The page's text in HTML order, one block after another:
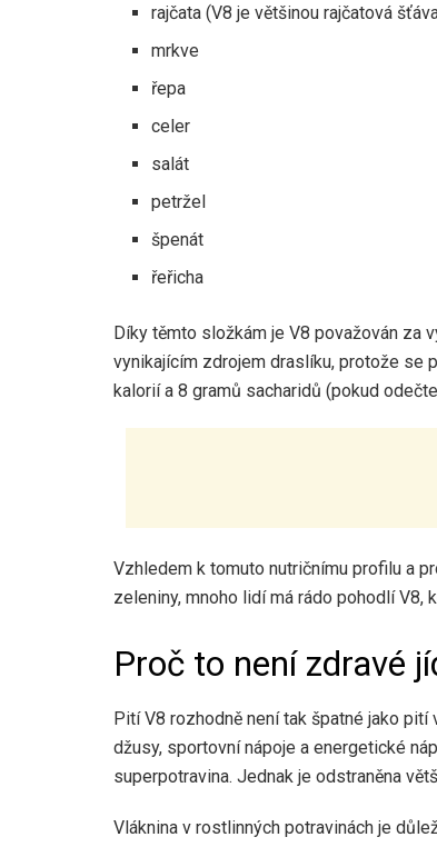
rajčata (V8 je většinou rajčatová
mrkve
řepa
celer
salát
petržel
špenát
řeřicha
Díky těmto složkám je V8 považován za
vynikajícím zdrojem draslíku, protože se
kalorií a 8 gramů sacharidů (pokud
Vzhledem k tomuto nutričnímu profilu a
zeleniny, mnoho lidí má rádo pohodlí V8,
Proč to není zdravé
Pití V8 rozhodně není tak špatné jako
džusy, sportovní nápoje a energetické
superpotravina. Jednak je odstraněna
Vláknina v rostlinných potravinách je